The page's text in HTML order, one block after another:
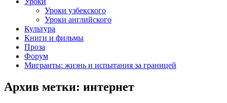
Уроки узбекского
Уроки английского
Культура
Книги и фильмы
Проза
Форум
Мигранты: жизнь и испытания за границей
Архив метки: интернет